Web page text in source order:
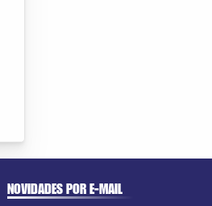
NOVIDADES POR E-MAIL